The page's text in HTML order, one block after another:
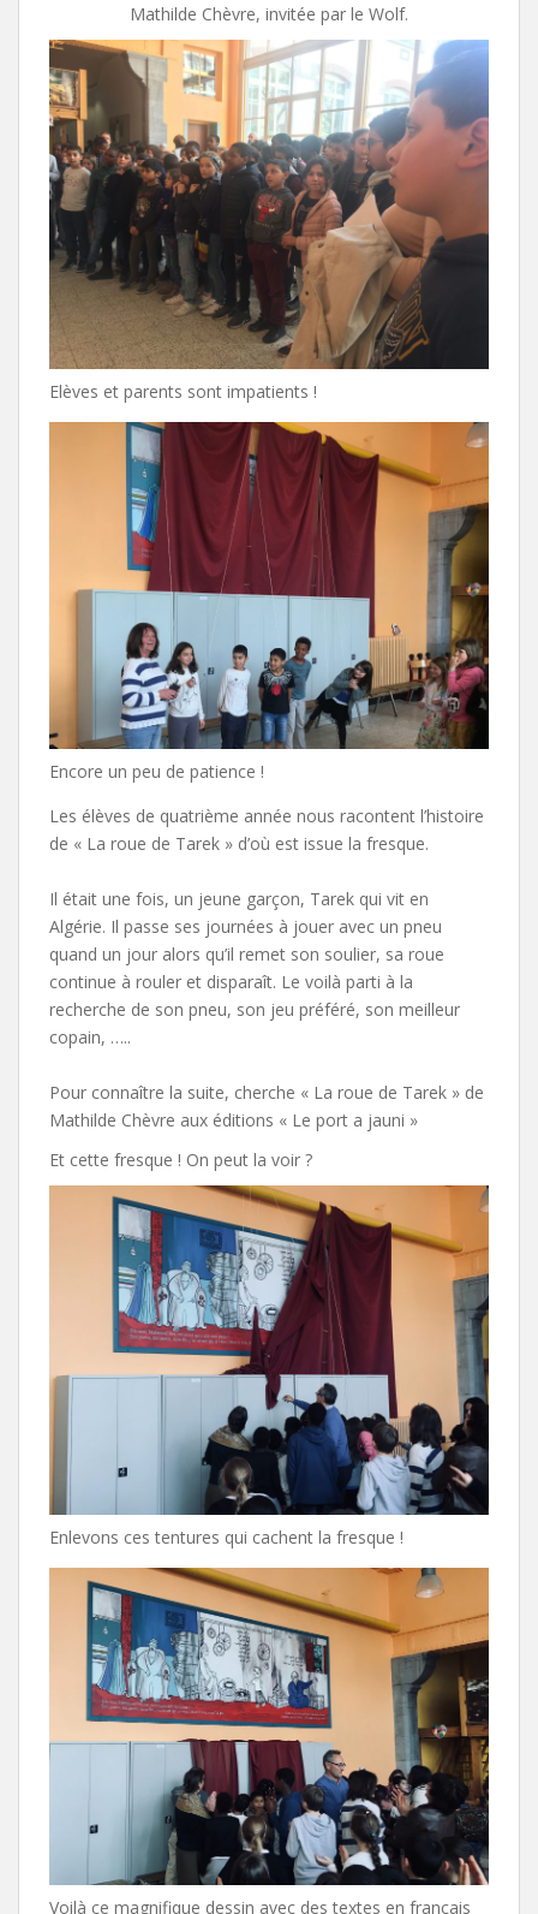
Mathilde Chèvre, invitée par le Wolf.
Elèves et parents sont impatients !
Encore un peu de patience !
Les élèves de quatrième année nous racontent l’histoire
de « La roue de Tarek » d’où est issue la fresque.
Il était une fois, un jeune garçon, Tarek qui vit en
Algérie. Il passe ses journées à jouer avec un pneu
quand un jour alors qu’il remet son soulier, sa roue
continue à rouler et disparaît. Le voilà parti à la
recherche de son pneu, son jeu préféré, son meilleur
copain, …..
Pour connaître la suite, cherche « La roue de Tarek » de
Mathilde Chèvre aux éditions « Le port a jauni »
Et cette fresque ! On peut la voir ?
Enlevons ces tentures qui cachent la fresque !
Voilà ce magnifique dessin avec des textes en français